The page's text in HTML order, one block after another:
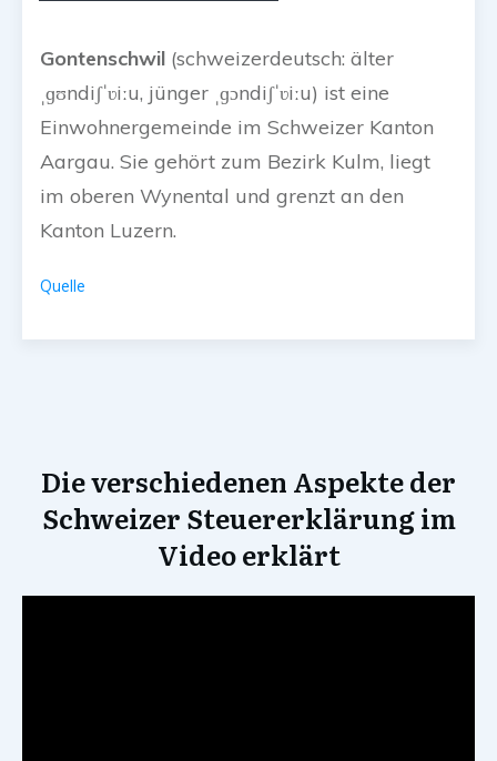
Gontenschwil (schweizerdeutsch: älter
ˌɡʊndiʃˈʋiːu, jünger ˌɡɔndiʃˈʋiːu) ist eine
Einwohnergemeinde im Schweizer Kanton
Aargau. Sie gehört zum Bezirk Kulm, liegt
im oberen Wynental und grenzt an den
Kanton Luzern.
Quelle
Die verschiedenen Aspekte der
Schweizer Steuererklärung im
Video erklärt